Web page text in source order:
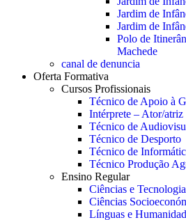
Jardim de
Jardim de
Polo de
Machede
canal de denuncia
Oferta Formativa
Cursos Profissionais
Técnico de Apoio à
Intérprete – Ator/atriz
Técnico de
Técnico de Desporto
Técnico de
Técnico Produção
Ensino Regular
Ciências e
Ciências
Línguas e